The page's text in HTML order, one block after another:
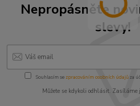
Nepropásněte
slevy!
Souhlasím se zpracováním osobních údajůza
Můžete se kdykoli odhlásit. Zasíláme